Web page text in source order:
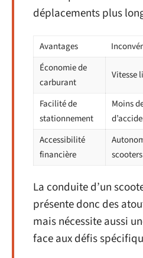
déplacements plus
Avantages
Économie de
carburant
Vitesse
Facilité de
stationnement
Moins
Accessibilité
financière
La conduite d’un
présente donc des
mais nécessite aussi
face aux défis